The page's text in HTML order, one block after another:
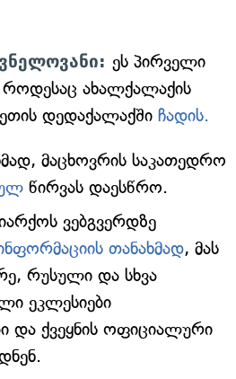
ეს პირველი
როდესაც ახალქალაქის
დედაქალაქში ჩადის.
მაცხოვრის საკათედრო
წირვას დაესწრო.
ვებგვერდზე
თანახმად, მას
რუსული და სხვა
ეკლესიები
და ქვეყნის ოფიციალური